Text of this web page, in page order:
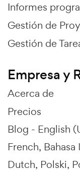
Informes
Gestión de
Gestión de
Empresa y
Acerca de
Precios
Blog - English
French Bahasa
Dutch Polski